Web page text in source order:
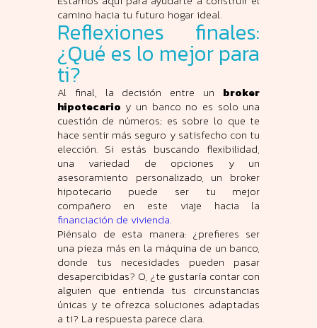
camino hacia tu futuro hogar ideal.
Reflexiones finales:
¿Qué es lo mejor para
ti?
Al final, la decisión entre un broker
hipotecario y un banco no es solo una
cuestión de números; es sobre lo que te
hace sentir más seguro y satisfecho con tu
elección. Si estás buscando flexibilidad,
una variedad de opciones y un
asesoramiento personalizado, un broker
hipotecario puede ser tu mejor
compañero en este viaje hacia la
financiación de vivienda.
Piénsalo de esta manera: ¿prefieres ser
una pieza más en la máquina de un banco,
donde tus necesidades pueden pasar
desapercibidas? O, ¿te gustaría contar con
alguien que entienda tus circunstancias
únicas y te ofrezca soluciones adaptadas
a ti? La respuesta parece clara.